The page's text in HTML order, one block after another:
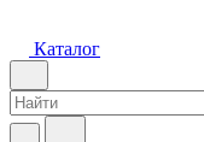
Каталог